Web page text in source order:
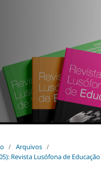
/ Arquivos /
Revista Lusófona de Educação